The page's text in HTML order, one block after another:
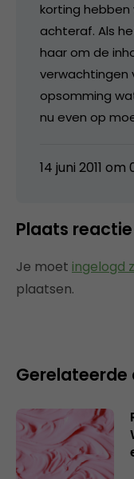
korting
achteraf. Als
haar om de
verwachtingen
opsomming
nu even op
14 juni 2011 om
Plaats reactie
Je moet ingelogd
plaatsen.
Gerelateerde